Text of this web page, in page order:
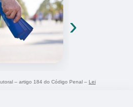
›
– artigo 184 do Código Penal – Lei